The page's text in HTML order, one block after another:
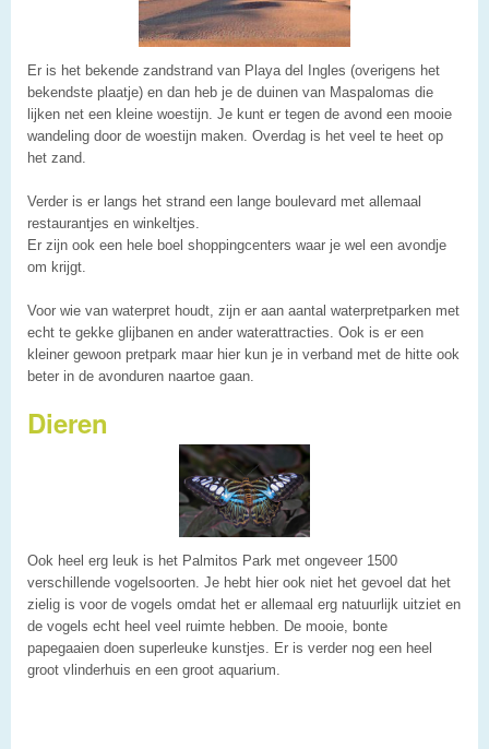
Er is het bekende zandstrand van Playa del Ingles (overigens het
bekendste plaatje) en dan heb je de duinen van Maspalomas die
lijken net een kleine woestijn. Je kunt er tegen de avond een mooie
wandeling door de woestijn maken. Overdag is het veel te heet op
het zand.
Verder is er langs het strand een lange boulevard met allemaal
restaurantjes en winkeltjes.
Er zijn ook een hele boel shoppingcenters waar je wel een avondje
om krijgt.
Voor wie van waterpret houdt, zijn er aan aantal waterpretparken met
echt te gekke glijbanen en ander waterattracties. Ook is er een
kleiner gewoon pretpark maar hier kun je in verband met de hitte ook
beter in de avonduren naartoe gaan.
Dieren
Ook heel erg leuk is het Palmitos Park met ongeveer 1500
verschillende vogelsoorten. Je hebt hier ook niet het gevoel dat het
zielig is voor de vogels omdat het er allemaal erg natuurlijk uitziet en
de vogels echt heel veel ruimte hebben. De mooie, bonte
papegaaien doen superleuke kunstjes. Er is verder nog een heel
groot vlinderhuis en een groot aquarium.